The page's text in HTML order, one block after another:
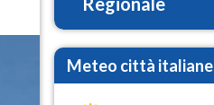
Meteo città italiane